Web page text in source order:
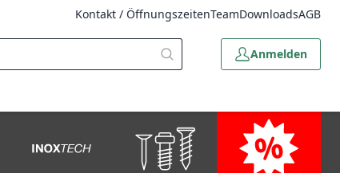
Kontakt / ÖffnungszeitenTeamDownloadsAGB
Anmelden